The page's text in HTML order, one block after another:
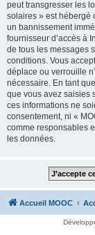
peut transgresser les
solaires » est hébergé
un bannissement
fournisseur d’accès à
de tous les messages
conditions. Vous
déplace ou verrouille
nécessaire. En tant
que vous avez saisies
ces informations ne
consentement, ni «
comme responsables
les données.
Accueil MOOC